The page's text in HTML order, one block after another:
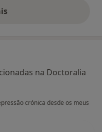
acima
na Doctoralia
crónica desde os meus